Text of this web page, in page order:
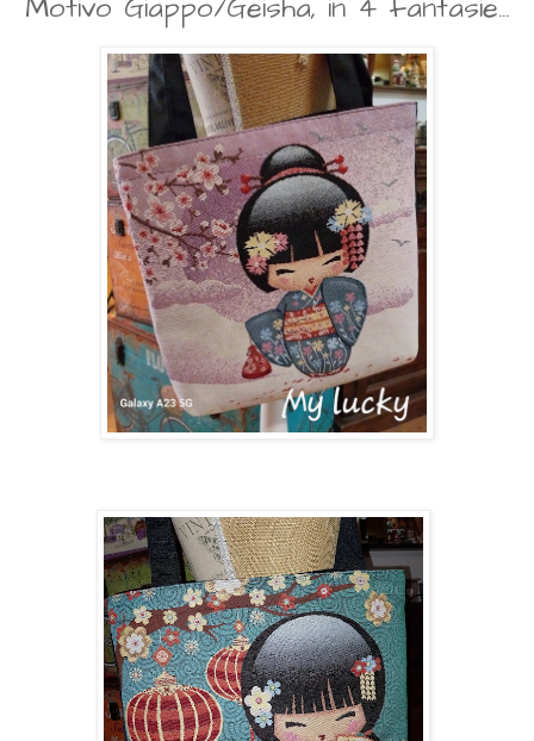
Motivo Giappo/Geisha, in 4 fantasie...